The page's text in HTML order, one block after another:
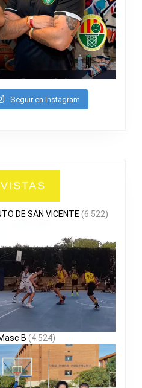
Seguir en Instagram
DE SAN VICENTE (6.522)
B (4.524)